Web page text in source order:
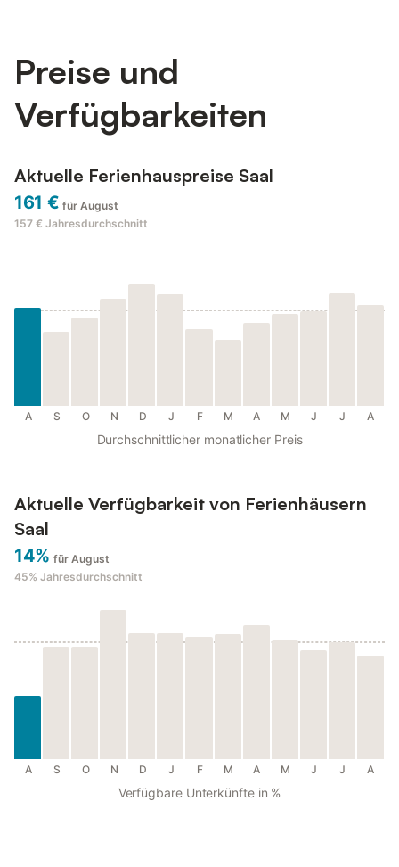
Preise und
Verfügbarkeiten
Aktuelle Ferienhauspreise Saal
161 € für August
157 € Jahresdurchschnitt
A S O N D J F M A M J J A
Durchschnittlicher monatlicher Preis
Aktuelle Verfügbarkeit von Ferienhäusern
Saal
14% für August
45% Jahresdurchschnitt
A S O N D J F M A M J J A
Verfügbare Unterkünfte in %